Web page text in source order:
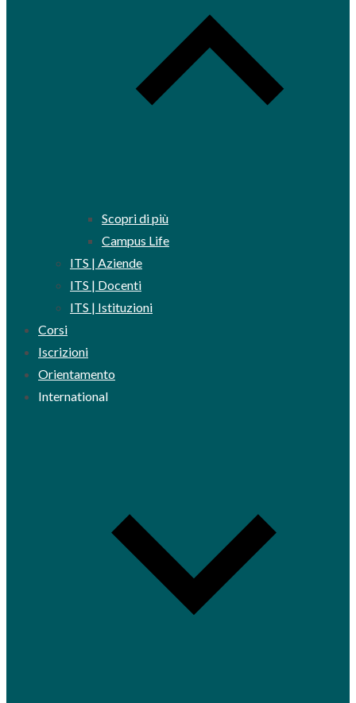
Scopri di più
Campus Life
ITS | Aziende
ITS | Docenti
ITS | Istituzioni
Corsi
Iscrizioni
Orientamento
International